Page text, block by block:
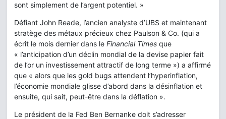
sont simplement de l’argent potentiel. »
Défiant John Reade, l’ancien analyste d’UBS et maintenant
stratège des métaux précieux chez Paulson & Co. (qui a
écrit le mois dernier dans le Financial Times que
« l’anticipation d’un déclin mondial de la devise papier fait
de l’or un investissement attractif de long terme ») a affirmé
que « alors que les gold bugs attendent l’hyperinflation,
l’économie mondiale glisse d’abord dans la désinflation et
ensuite, qui sait, peut-être dans la déflation ».
Le président de la Fed Ben Bernanke doit s’adresser